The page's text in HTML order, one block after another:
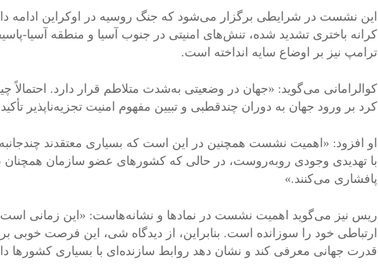
این نشست در شرایطی برگزار می‌شود که جنگ روسیه در اوکراین ادامه
کرانه باختری تشدید شده، تنش‌های امنیتی در جنوب آسیا و منطقه آسیا-
ترامپ نیز بر اوضاع سایه انداخته است.
کوالرامانی می‌گوید: «جهان در وضعیتی به‌شدت متلاطم قرار دارد.
کرد بر ورود جهان به دوران چندقطبی و تبیین مفهوم امنیت تجزیه‌ناپذیر تأکید
او افزود: «اهمیت نشست همچنین در این است که بسیاری معتقدند
با تهدیدی وجودی روبه‌روست، در حالی که کشورهای عضو سازمان همچنان بر
پافشاری می‌کنند.»
ریس نیز می‌گوید اهمیت نشست در نمادها و نشانه‌هاست: «این زمانی است
ارتباطی خود را سوزانده است. بنابراین، از دیدگاه شی، این فرصت خوبی
قدرت جهانی معرفی کند و نشان دهد روابط سازنده‌ای با بسیاری کشورها